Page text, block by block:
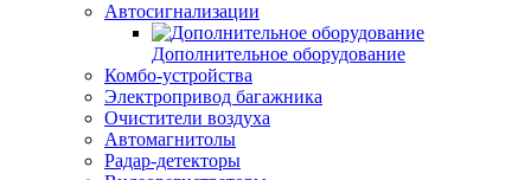
Автосигнализации
Дополнительное оборудование
Комбо-устройства
Электропривод багажника
Очистители воздуха
Автомагнитолы
Радар-детекторы